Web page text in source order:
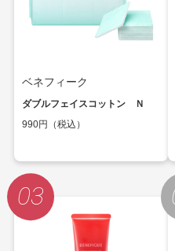
ベネフィーク
ダブルフェイスコットン Ｎ
990円（税込）